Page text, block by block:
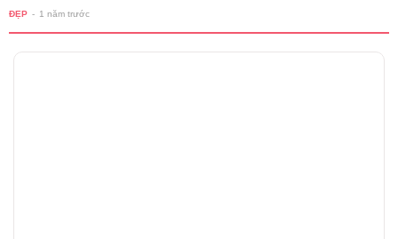
ĐẸP - 1 năm trước